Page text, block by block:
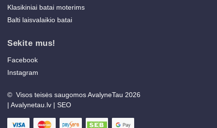
Klasikiniai batai moterims
Balti laisvalaikio batai
Sekite mus!
Facebook
Instagram
© Visos teisės saugomos AvalyneTau 2026
| Avalynetau.lv | SEO